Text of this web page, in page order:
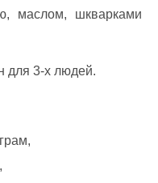
маслом, шкварками
для 3-х людей.